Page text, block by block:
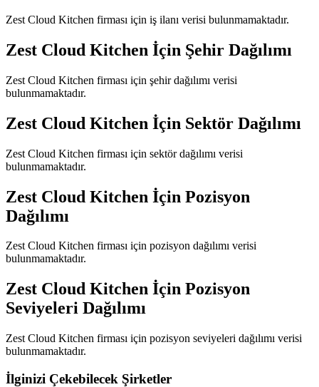
Zest Cloud Kitchen firması için iş ilanı verisi bulunmamaktadır.
Zest Cloud Kitchen İçin Şehir Dağılımı
Zest Cloud Kitchen firması için şehir dağılımı verisi
bulunmamaktadır.
Zest Cloud Kitchen İçin Sektör Dağılımı
Zest Cloud Kitchen firması için sektör dağılımı verisi
bulunmamaktadır.
Zest Cloud Kitchen İçin Pozisyon
Dağılımı
Zest Cloud Kitchen firması için pozisyon dağılımı verisi
bulunmamaktadır.
Zest Cloud Kitchen İçin Pozisyon
Seviyeleri Dağılımı
Zest Cloud Kitchen firması için pozisyon seviyeleri dağılımı verisi
bulunmamaktadır.
İlginizi Çekebilecek Şirketler